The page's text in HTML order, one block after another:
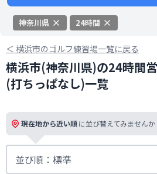
神奈川県 24時間
＜ 横浜市のゴルフ練習場一覧に戻る
横浜市(神奈川県)の24時間
(打ちっぱなし)一覧
現在地から近い順に並び替えてみませんか